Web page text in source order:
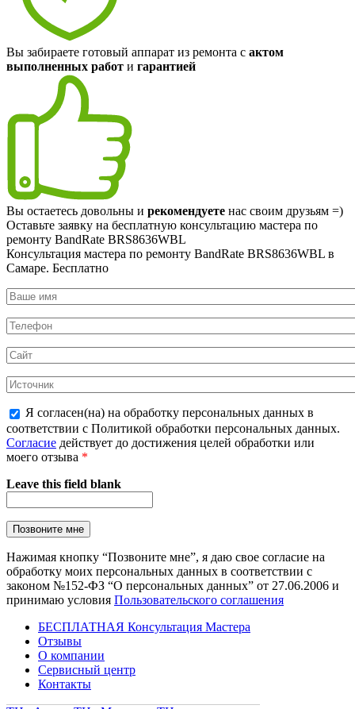
Вы забираете готовый аппарат из ремонта с актом
выполненных работ и гарантией
Вы остаетесь довольны и рекомендуете нас своим друзьям =)
Оставьте заявку на бесплатную консультацию мастера по
ремонту BandRate BRS8636WBL
Консультация мастера по ремонту BandRate BRS8636WBL в
Самаре. Бесплатно
Я согласен(на) на обработку персональных данных в
соответствии с Политикой обработки персональных данных.
Согласие действует до достижения целей обработки или
моего отзыва *
Leave this field blank
Нажимая кнопку “Позвоните мне”, я даю свое согласие на
обработку моих персональных данных в соответствии с
законом №152-ФЗ “О персональных данных” от 27.06.2006 и
принимаю условия Пользовательского соглашения
БЕСПЛАТНАЯ Консультация Мастера
Отзывы
О компании
Сервисный центр
Контакты